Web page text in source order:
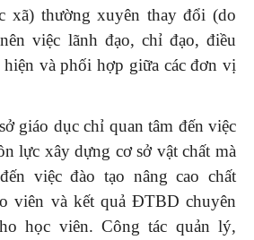
xã) thường xuyên thay đổi (do
việc lãnh đạo, chỉ đạo, điều
và phối hợp giữa các đơn vị
giáo dục chỉ quan tâm đến việc
lực xây dựng cơ sở vật chất mà
việc đào tạo nâng cao chất
viên và kết quả ĐTBD chuyên
học viên. Công tác quản lý,